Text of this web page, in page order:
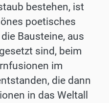
bestehen, ist
poetisches
Bausteine, aus
sind, beim
im
die dann
in das Weltall